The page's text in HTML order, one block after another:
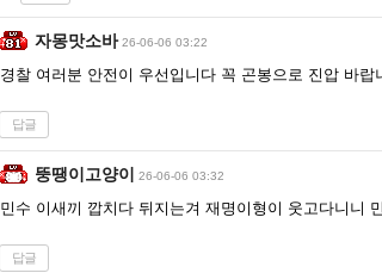
자몽맛소바 26-06-06 03:22
경찰 여러분 안전이 우선입니다 꼭 곤봉으로 진압 바랍
답글
뚱땡이고양이 26-06-06 03:32
민수 이새끼 깝치다 뒤지는겨 재명이형이 웃고다니니
답글